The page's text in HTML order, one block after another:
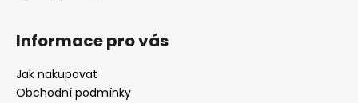
Informace pro vás
Jak nakupovat
Obchodní podmínky